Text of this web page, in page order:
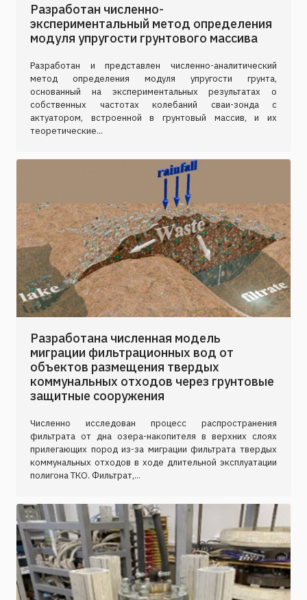
Разработан численно-
экспериментальный метод определения
модуля упругости грунтового массива
Разработан и представлен численно-аналитический
метод определения модуля упругости грунта,
основанный на экспериментальных результатах о
собственных частотах колебаний сваи-зонда с
актуатором, встроенной в грунтовый массив, и их
теоретические...
Разработана численная модель
миграции фильтрационных вод от
объектов размещения твердых
коммунальных отходов через грунтовые
защитные сооружения
Численно исследован процесс распространения
фильтрата от дна озера-накопителя в верхних слоях
прилегающих пород из-за миграции фильтрата твердых
коммунальных отходов в ходе длительной эксплуатации
полигона ТКО. Фильтрат,...